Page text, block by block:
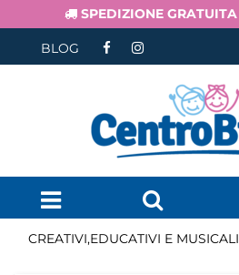
SPEDIZIONE GRATUITA
BLOG
Open menu
CREATIVI,EDUCATIVI E MUSICALI